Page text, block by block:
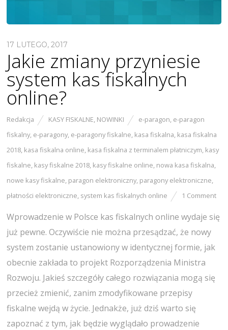
17 LUTEGO, 2017
Jakie zmiany przyniesie
system kas fiskalnych
online?
Redakcja KASY FISKALNE, NOWINKI e-paragon, e-paragon
fiskalny, e-paragony, e-paragony fiskalne, kasa fiskalna, kasa fiskalna
2018, kasa fiskalna online, kasa fiskalna z terminalem płatniczym, kasy
fiskalne, kasy fiskalne 2018, kasy fiskalne online, nowa kasa fiskalna,
nowe kasy fiskalne, paragon elektroniczny, paragony elektroniczne,
płatności elektroniczne, system kas fiskalnych online 1 Comment
Wprowadzenie w Polsce kas fiskalnych online wydaje się
już pewne. Oczywiście nie można przesądzać, że nowy
system zostanie ustanowiony w identycznej formie, jak
obecnie zakłada to projekt Rozporządzenia Ministra
Rozwoju. Jakieś szczegóły całego rozwiązania mogą się
przecież zmienić, zanim zmodyfikowane przepisy
fiskalne wejdą w życie. Jednakże, już dziś warto się
zapoznać z tym, jak będzie wyglądało prowadzenie